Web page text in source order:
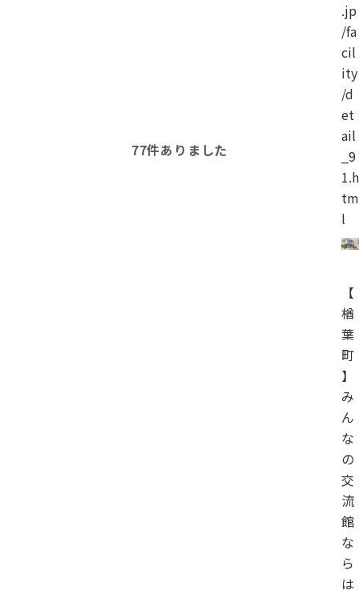
77件ありました
.jp
/fa
cil
ity
/d
et
ail
_9
1.h
tm
l
【
楢
葉
町
】
み
ん
な
の
交
流
館
な
ら
は